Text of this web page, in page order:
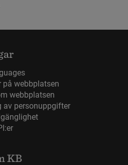
på webbplatsen
webbplatsen
av personuppgifter
KB